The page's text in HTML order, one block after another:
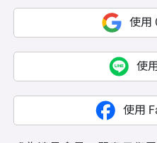
使用
使
使用